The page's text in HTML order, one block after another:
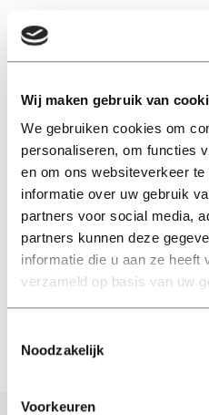
Wij maken gebruik van
We gebruiken cookies om
personaliseren, om functies
en om ons websiteverkeer
informatie over uw gebruik
partners voor social media,
partners kunnen deze
informatie die u aan ze heeft
verzameld op basis van uw
Noodzakelijk
Voorkeuren
opleidingsprggramma
Nieuws
TSB
02